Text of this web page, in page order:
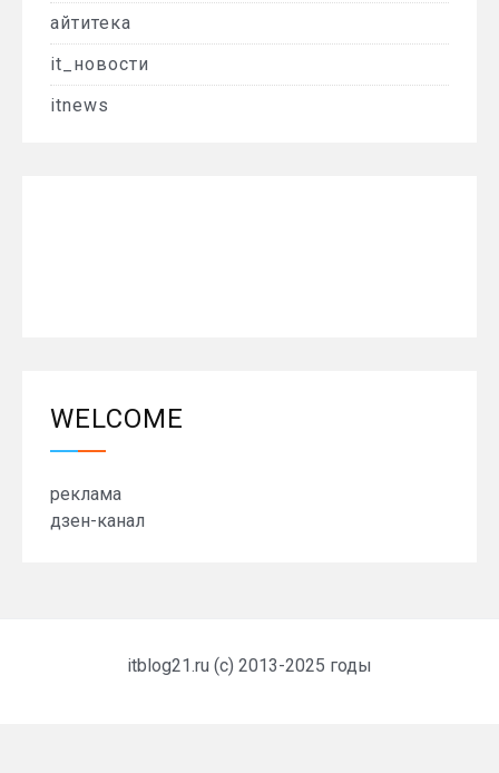
айтитека
it_новости
itnews
WELCOME
реклама
дзен-канал
itblog21.ru (c) 2013-2025 годы